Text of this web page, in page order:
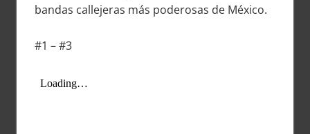
bandas callejeras más poderosas de México.
#1 – #3